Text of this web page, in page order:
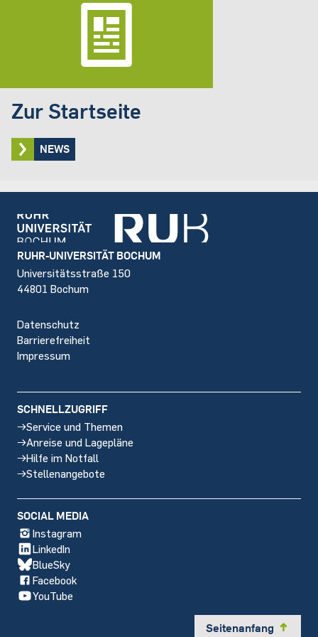
Zur Startseite
NEWS
Footer
RUHR-UNIVERSITÄT BOCHUM
Universitätsstraße 150
44801 Bochum
Datenschutz
Barrierefreiheit
Impressum
SCHNELLZUGRIFF
Service und Themen
Anreise und Lagepläne
Hilfe im Notfall
Stellenangebote
SOCIAL MEDIA
Instagram
LinkedIn
BlueSky
Facebook
YouTube
Seitenanfang y